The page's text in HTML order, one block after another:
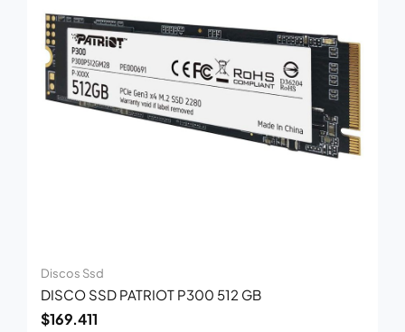
Discos Ssd
DISCO SSD PATRIOT P300 512 GB
$169.411